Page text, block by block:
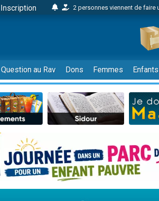
Inscription
2 personnes viennent de faire
4 personnes viennent de nous
Il reste 49 places pour étudier
23 personnes viennent de
Eva vient de donner son Maasser
4 personnes viennent de nous
3 personnes viennent de nous
3 personnes viennent de faire
2 personnes viennent de nous
13 personnes viennent de
12 nouvelles musiques dans
Question au Rav Dons Femmes Enfants